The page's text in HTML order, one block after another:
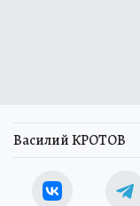
Василий КРОТОВ